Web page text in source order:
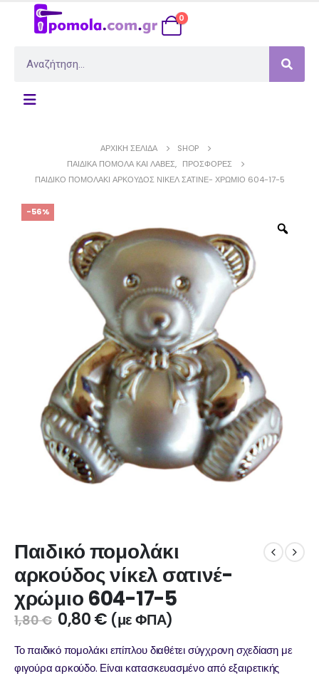
0
ΑΡΧΙΚΉ ΣΕΛΊΔΑ
SHOP
ΠΑΙΔΙΚΆ ΠΟΜΟΛΑ ΚΑΙ ΛΑΒΈΣ, ΠΡΟΣΦΟΡΈΣ
ΠΑΙΔΙΚΌ ΠΟΜΟΛΆΚΙ ΑΡΚΟΎΔΟΣ ΝΊΚΕΛ ΣΑΤΙΝΈ- ΧΡΏΜΙΟ 604-17-5
-56%
Παιδικό πομολάκι
αρκούδος νίκελ σατινέ-
χρώμιο 604-17-5
1,80€ 0,80€ (με ΦΠΑ)
Το παιδικό πομολάκι επίπλου διαθέτει σύγχρονη σχεδίαση με
φιγούρα αρκούδο. Είναι κατασκευασμένο από εξαιρετικής